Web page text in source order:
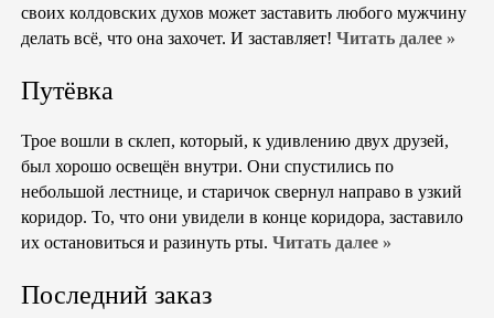
своих колдовских духов может заставить любого мужчину
делать всё, что она захочет. И заставляет! Читать далее »
Путёвка
Трое вошли в склеп, который, к удивлению двух друзей,
был хорошо освещён внутри. Они спустились по
небольшой лестнице, и старичок свернул направо в узкий
коридор. То, что они увидели в конце коридора, заставило
их остановиться и разинуть рты. Читать далее »
Последний заказ